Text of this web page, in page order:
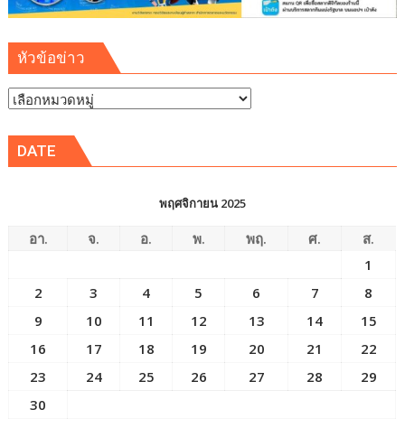
หัวข้อข่าว
หัวข้อ
DATE
พฤศจิกายน 2025
อา. จ. อ. พ. พฤ. ศ.
ส.
1
2
3 4 5 6 7
8
9
10 11 12 13 14
15
16
17 18 19 20 21
22
23
24 25 26 27 28
29
30